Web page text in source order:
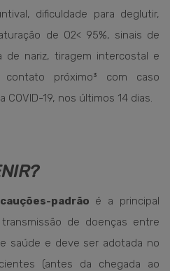
dificuldade para deglutir,
de O2< 95%, sinais de
de nariz, tiragem intercostal e
próximo³ com caso
19, nos últimos 14 dias.
padrão é a principal
de doenças entre
saúde e deve ser adotada no
(antes da chegada ao